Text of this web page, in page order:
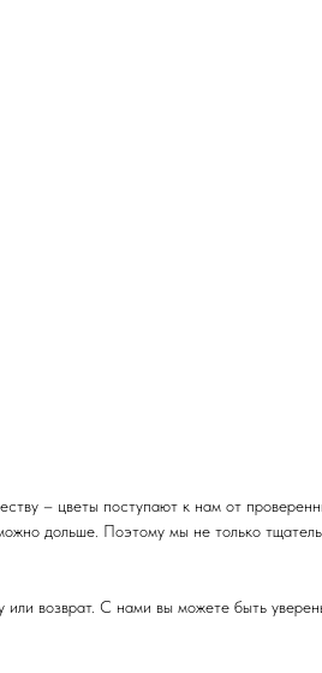
– цветы поступают к нам от
дольше. Поэтому мы не только
возврат. С нами вы можете быть